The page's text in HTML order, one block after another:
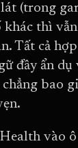
(trong
khác thì
Tất cả
đầy ẩn dụ
bao
vào